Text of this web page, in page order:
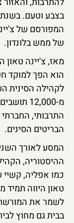
המפורסם של
של ממש בלונדון.
מאז, צ'יינה
הוא הפך למוקד
לקהילה הסינית
מ-
התרבותי,
הבריטים הסינים.
המסע לאורך
ההיסטוריה,
כמו אפליה,
טאון היווה
לשמר את
בבית גם מחוץ